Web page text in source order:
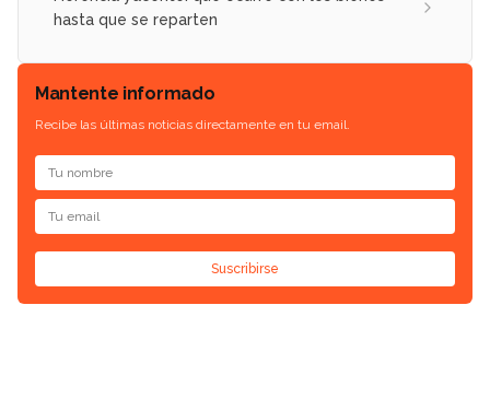
hasta que se reparten
Mantente informado
Recibe las últimas noticias directamente en tu email.
Suscribirse